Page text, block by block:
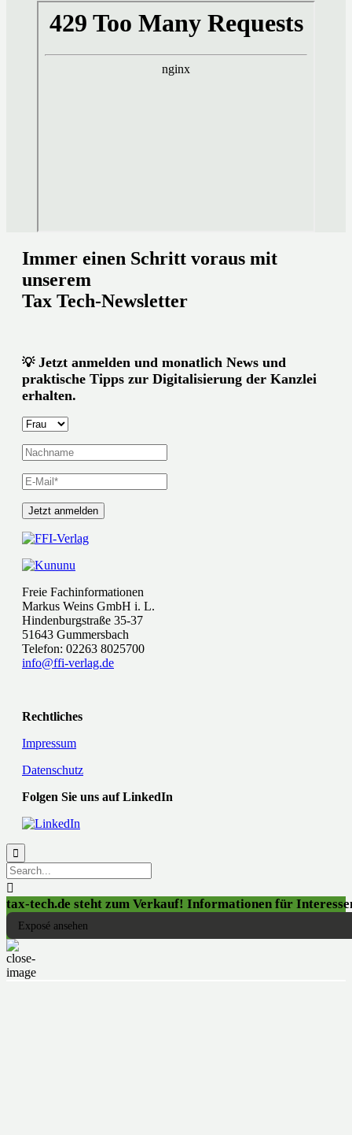
Immer einen Schritt voraus mit
unserem
Tax Tech-Newsletter
💡Jetzt anmelden und monatlich News und
praktische Tipps zur Digitalisierung der Kanzlei
erhalten.
Freie Fachinformationen
Markus Weins GmbH i. L.
Hindenburgstraße 35-37
51643 Gummersbach
Telefon: 02263 8025700
info@ffi-verlag.de
Rechtliches
Impressum
Datenschutz
Folgen Sie uns auf LinkedIn


tax-tech.de steht zum Verkauf! Informationen für
Exposé ansehen